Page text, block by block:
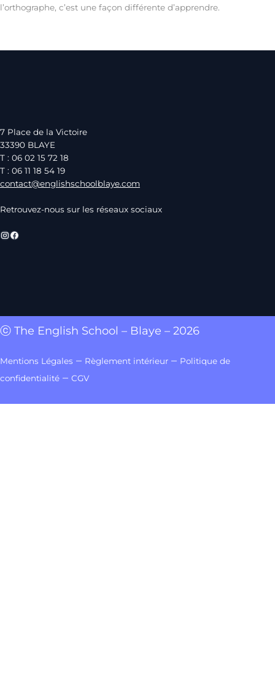
l’orthographe, c’est une façon différente d’apprendre.
7 Place de la Victoire
33390 BLAYE
T : 06 02 15 72 18
T : 06 11 18 54 19
contact@englishschoolblaye.com
Retrouvez-nous sur les réseaux sociaux
InstagramFacebook
ⓒ The English School – Blaye – 2026
Mentions Légales – Règlement intérieur – Politique de
confidentialité – CGV